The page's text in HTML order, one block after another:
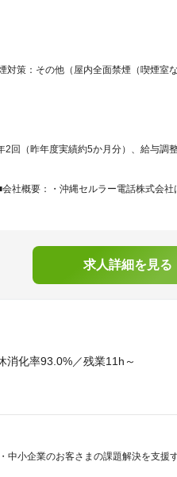
策：その他（屋内全面禁煙（喫煙室
回（昨年度実績約5か月分）、給与調
社概要：・沖縄セルラー電話株式会
求人詳細を見る
消化率93.0%／残業11h～
中小企業のお客さまの課題解決を支援